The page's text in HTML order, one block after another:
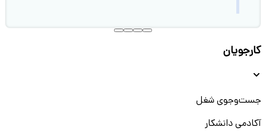
کارجویان
جست‌و‌جوی شغل
آکادمی دانشکار